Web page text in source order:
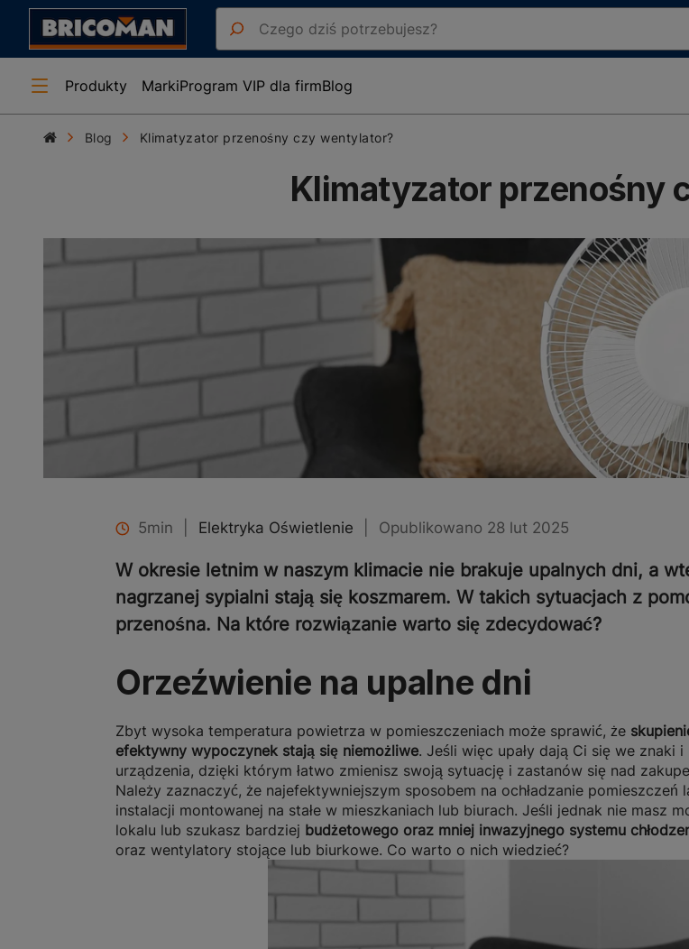
Produkty MarkiProgram VIP dla firmBlog
Blog Klimatyzator przenośny czy wentylator?
Klimatyzator przenośny
5min Elektryka Oświetlenie Opublikowano 28 lut 2025
W okresie letnim w naszym klimacie nie brakuje upalnych dni, a
nagrzanej sypialni stają się koszmarem. W takich sytuacjach z
przenośna. Na które rozwiązanie warto się zdecydować?
Orzeźwienie na upalne dni
Zbyt wysoka temperatura powietrza w pomieszczeniach może sprawić, że
efektywny wypoczynek stają się niemożliwe. Jeśli więc upały dają Ci się we znaki
urządzenia, dzięki którym łatwo zmienisz swoją sytuację i zastanów się nad
Należy zaznaczyć, że najefektywniejszym sposobem na ochładzanie pomieszczeń
instalacji montowanej na stałe w mieszkaniach lub biurach. Jeśli jednak nie masz
lokalu lub szukasz bardziej budżetowego oraz mniej inwazyjnego systemu
oraz wentylatory stojące lub biurkowe. Co warto o nich wiedzieć?